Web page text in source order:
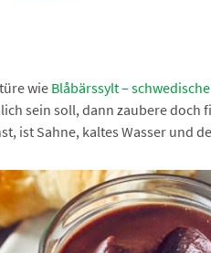
wie Blåbärssylt –
sein soll, dann zaubere doch
ist Sahne, kaltes Wasser und